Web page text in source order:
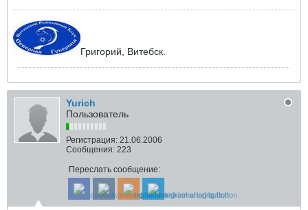
Григорий, Витебск.
Yurich
Пользователь
Регистрация: 21.06.2006
Сообщения: 223
Переслать сообщение: